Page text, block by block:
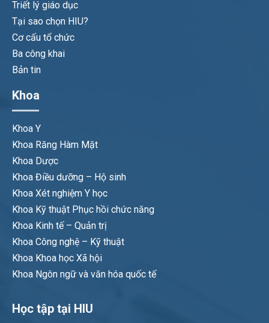
Triết lý giáo dục
Tại sao chọn HIU?
Cơ cấu tổ chức
Ba công khai
Bản tin
Khoa
Khoa Y
Khoa Răng Hàm Mặt
Khoa Dược
Khoa Điều dưỡng – Hộ sinh
Khoa Xét nghiệm Y học
Khoa Kỹ thuật Phục hồi chức năng
Khoa Kinh tế – Quản trị
Khoa Công nghệ – Kỹ thuật
Khoa Khoa học Xã hội
Khoa Ngôn ngữ và văn hóa quốc tế
Học tập tại HIU